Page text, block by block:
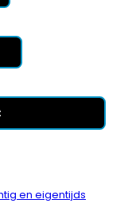
en eigentijds